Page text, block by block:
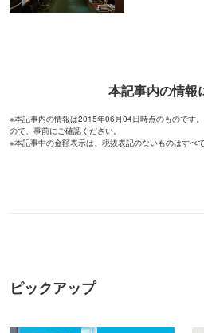
本記事内の情報
※本記事内の情報は2015年06月04日時点のものです
ので、事前にご確認ください。
※本記事中の金額表示は、税抜表記のないものはすべて
ピックアップ